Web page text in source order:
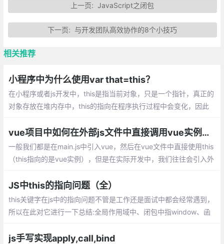
上一页:JavaScript之闭包
下一页:与开发团队高效协作的8个小技巧
相关推荐
小程序中为什么使用var that=this？
在小程序或者js开发中，this是指当前对象，只是一个指针，真正的
对象存放在堆内存中，this的指向在程序执行过程中会变化，因此
vue项目中如何在外部js文件中直接调用vue实例——比如说this
一般我们都是在main.js中引入vue，然后在vue文件中直接使用this
（this指向的是vue实例），但是在实际开发中，我们往往会引入外
vue实例
JS中this的指向问题（全）
this关键字在js中的指向问题不管是工作还是面试中都会经常遇到，
所以在此对它进行一下总结:全局作用域中、闭包中指window、函
call改变this的指向、bind改变this指向等
js手写实现apply,call,bind